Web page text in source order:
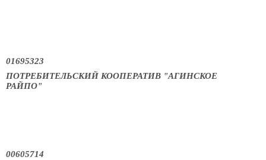
01695323
ПОТРЕБИТЕЛЬСКИЙ КООПЕРАТИВ "АГИНСКОЕ
РАЙПО"
00605714